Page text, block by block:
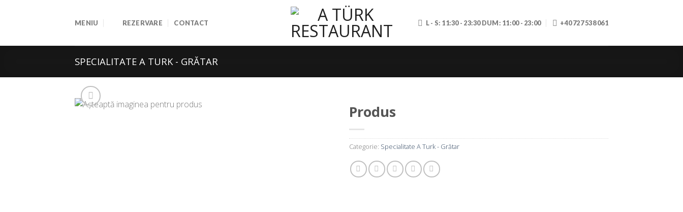
MENIU REZERVARE CONTACT L - S: 11:30 - 23:30 DUM: 11:00 - 23:00 +40 727 538 061
SPECIALITATE A TURK - GRĂTAR
Produs
Categorie: Specialitate A Turk - Grătar